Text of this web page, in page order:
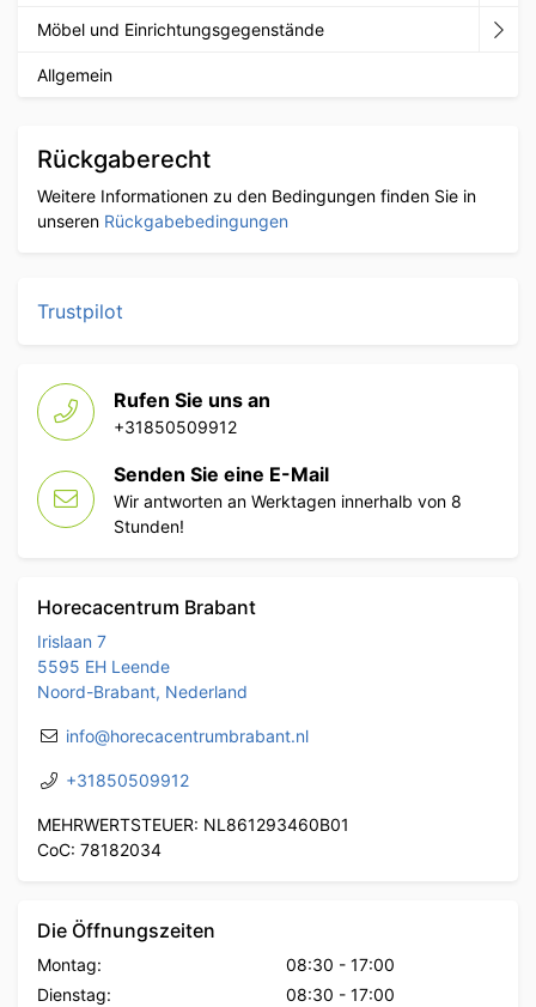
Möbel und Einrichtungsgegenstände
Allgemein
Rückgaberecht
Weitere Informationen zu den Bedingungen finden Sie in
unseren Rückgabebedingungen
Trustpilot
Rufen Sie uns an
+31850509912
Senden Sie eine E-Mail
Wir antworten an Werktagen innerhalb von 8
Stunden!
Horecacentrum Brabant
Irislaan 7
5595 EH Leende
Noord-Brabant, Nederland
info@horecacentrumbrabant.nl
+31850509912
MEHRWERTSTEUER: NL861293460B01
CoC: 78182034
Die Öffnungszeiten
Montag: 08:30 - 17:00
Dienstag:
08:30 - 17:00